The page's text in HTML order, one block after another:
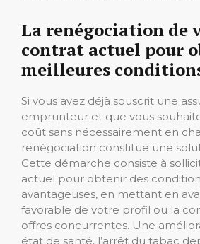
La renégociation de
contrat actuel pour
meilleures
Si vous avez déjà souscrit une
emprunteur et que vous
coût sans nécessairement en
renégociation constitue une
Cette démarche consiste à
actuel pour obtenir des
avantageuses, en mettant en
favorable de votre profil ou la
offres concurrentes. Une
état de santé, l’arrêt du tabac